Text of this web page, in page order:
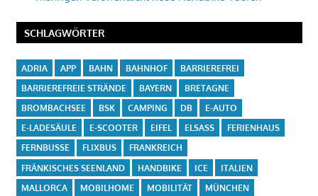
SCHLAGWÖRTER
ADRIA APP BAHN BAHNHOF
BARRIEREFREI
BARRIEREFREIE STRÄNDE
BAYERN
BRETAGNE
BROMBACHSEE
BSK CAMPING DB
E-AUTO
E-LADESÄULE
E-SCOOTER EIFEL ELSASS
FERIENHAUS
FERNBUSSE
FLIXBUS
FRANKREICH
FRÄNKISCHES SEENLAND
HANDBIKE ICE
ITALIEN
MALLORCA
MOBILHOME MOBILITÄT
MÜNCHEN